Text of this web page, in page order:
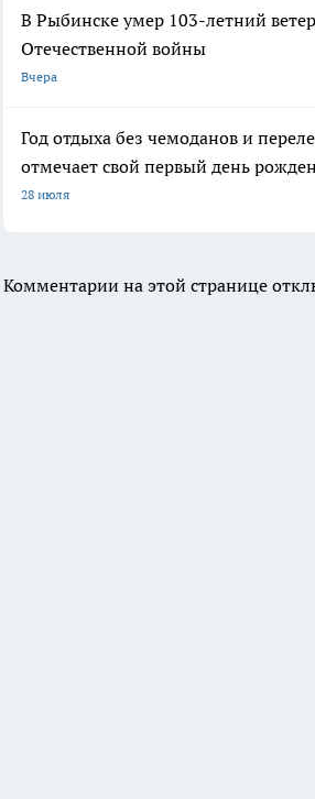
В Рыбинске умер 103-летний
Отечественной войны
Вчера
Год отдыха без чемоданов и
отмечает свой первый день
28 июля
Комментарии на этой странице